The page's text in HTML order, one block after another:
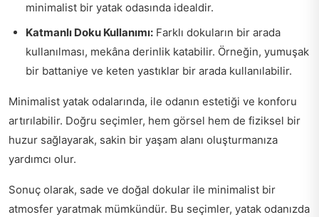
minimalist bir yatak odasında idealdir.
Katmanlı Doku Kullanımı: Farklı dokuların bir arada
kullanılması, mekâna derinlik katabilir. Örneğin, yumuşak
bir battaniye ve keten yastıklar bir arada kullanılabilir.
Minimalist yatak odalarında, ile odanın estetiği ve konforu
artırılabilir. Doğru seçimler, hem görsel hem de fiziksel bir
huzur sağlayarak, sakin bir yaşam alanı oluşturmanıza
yardımcı olur.
Sonuç olarak, sade ve doğal dokular ile minimalist bir
atmosfer yaratmak mümkündür. Bu seçimler, yatak odanızda